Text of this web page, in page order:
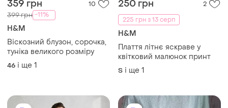
359 грн 10
399 грн -11%
H&M
Віскозний блузон, сорочка,
туніка великого розміру
46 і ще 1
250 грн
2
225 грн з 13 серп
H&M
Плаття літнє яскраве у
квітковий малюнок принт
S і ще 1